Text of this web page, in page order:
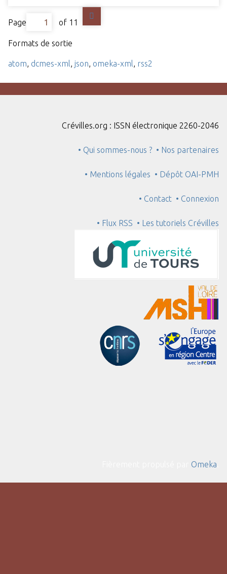
Page of 11
Formats de sortie
atom, dcmes-xml, json, omeka-xml, rss2
Crévilles.org : ISSN électronique 2260-2046
• Qui sommes-nous ? • Nos partenaires
• Mentions légales • Dépôt OAI-PMH
• Contact • Connexion
• Flux RSS • Les tutoriels Crévilles
Omeka